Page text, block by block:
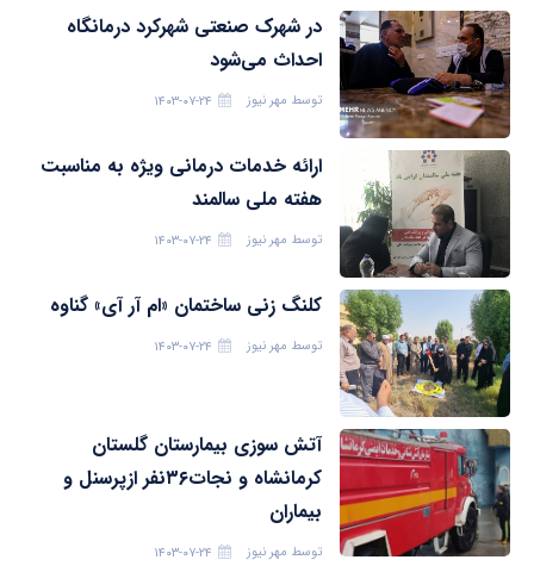
در شهرک صنعتی شهرکرد درمانگاه
احداث می‌شود
توسط مهر نیوز ۱۴۰۳-۰۷-۲۴
ارائه خدمات درمانی ویژه به مناسبت
هفته ملی سالمند
توسط مهر نیوز ۱۴۰۳-۰۷-۲۴
کلنگ زنی ساختمان «ام آر آی» گناوه
توسط مهر نیوز ۱۴۰۳-۰۷-۲۴
آتش سوزی بیمارستان گلستان
کرمانشاه و نجات۳۶نفر ازپرسنل و
بیماران
توسط مهر نیوز ۱۴۰۳-۰۷-۲۴